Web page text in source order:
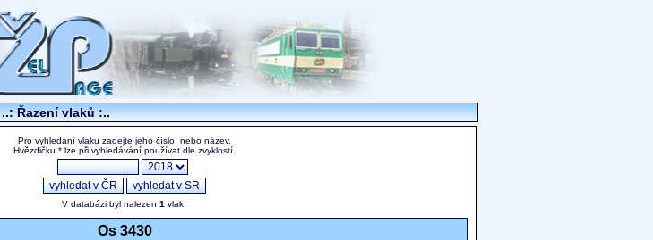
..: Řazení vlaků :..
Pro vyhledání vlaku zadejte jeho číslo, nebo název.
Hvězdičku * lze při vyhledávání používat dle zvyklostí.
V databázi byl nalezen 1 vlak.
Os 3430